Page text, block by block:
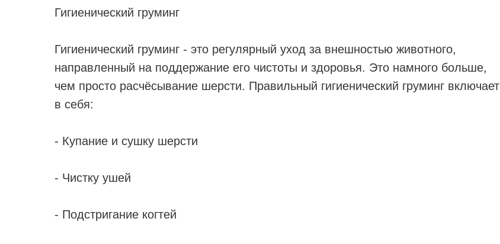
Гигиенический груминг
Гигиенический груминг - это регулярный уход за внешностью животного,
направленный на поддержание его чистоты и здоровья. Это намного больше,
чем просто расчёсывание шерсти. Правильный гигиенический груминг включает
в себя:
- Купание и сушку шерсти
- Чистку ушей
- Подстригание когтей